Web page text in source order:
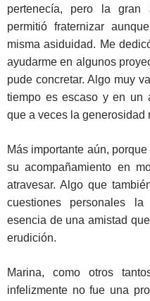
pertenecía, pero la gran
permitió fraternizar
misma asiduidad. Me
ayudarme en algunos
pude concretar. Algo muy
tiempo es escaso y en
que a veces la generosidad
Más importante aún,
su acompañamiento en
atravesar. Algo que
cuestiones personales
esencia de una amistad
erudición.
Marina, como otros
infelizmente no fue una